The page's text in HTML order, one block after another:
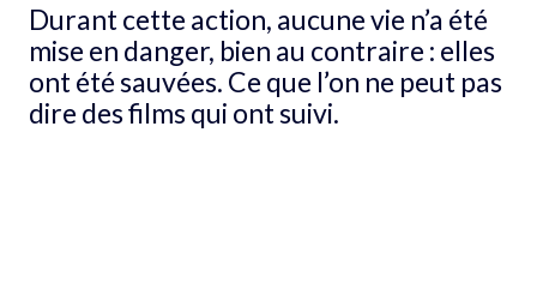
Durant cette action, aucune vie n’a été
mise en danger, bien au contraire : elles
ont été sauvées. Ce que l’on ne peut pas
dire des films qui ont suivi.